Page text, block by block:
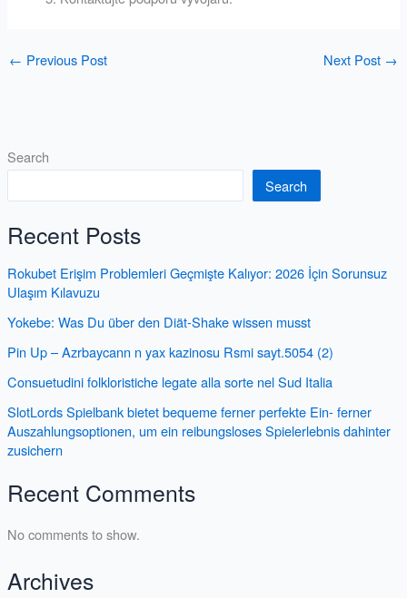
Search
Search
Recent Posts
Rokubet Erişim Problemleri Geçmişte Kalıyor: 2026 İçin Sorunsuz
Ulaşım Kılavuzu
Yokebe: Was Du über den Diät-Shake wissen musst
Pin Up – Azrbaycann n yax kazinosu Rsmi sayt.5054 (2)
Consuetudini folkloristiche legate alla sorte nel Sud Italia
SlotLords Spielbank bietet bequeme ferner perfekte Ein- ferner
Auszahlungsoptionen, um ein reibungsloses Spielerlebnis dahinter
zusichern
Recent Comments
No comments to show.
Archives
← Previous Post Next Post →